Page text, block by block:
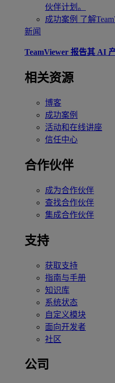
伙伴计划。
成功案例 了解
新闻
TeamViewer 报告其 AI
相关资源
博客
成功案例
活动和在线讲座
信任中心
合作伙伴
成为合作伙伴
查找合作伙伴
集成合作伙伴
支持
获取支持
指南与手册
知识库
系统状态
自定义模块
面向开发者
社区
公司